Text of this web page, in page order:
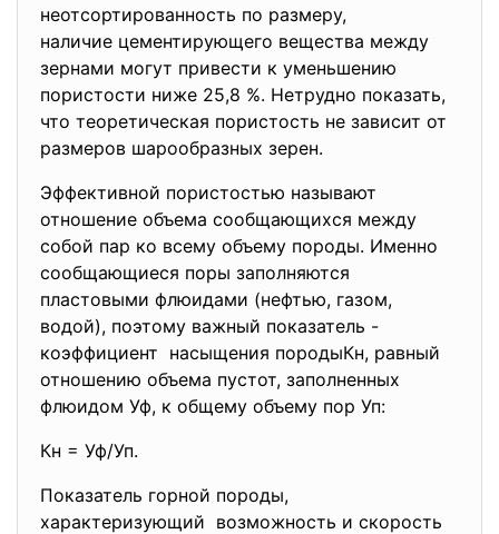
неотсортированность по размеру,
наличие цементирующего вещества между
зернами могут привести к уменьшению
пористости ниже 25,8 %. Нетрудно показать,
что теоретическая пористость не зависит от
размеров шарообразных зерен.
Эффективной пористостью называют
отношение объема сообщающихся между
собой пар ко всему объему породы. Именно
сообщающиеся поры заполняются
пластовыми флюидами (нефтью, газом,
водой), поэтому важный показатель -
коэффициент насыщения породыКн, равный
отношению объема пустот, заполненных
флюидом Уф, к общему объему пор Уп:
Кн = Уф/Уп.
Показатель горной породы,
характеризующий возможность и скорость